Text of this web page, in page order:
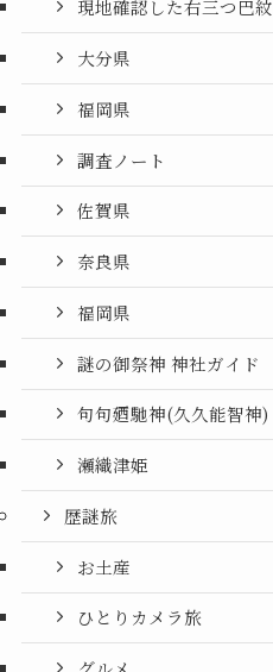
現地確認した右三つ巴紋
大分県
福岡県
調査ノート
佐賀県
奈良県
福岡県
謎の御祭神 神社ガイド
句句廼馳神(久久能智神)
瀬織津姫
歴謎旅
お土産
ひとりカメラ旅